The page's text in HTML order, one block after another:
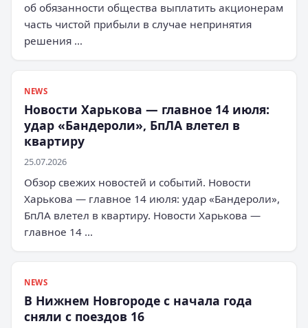
об обязанности общества выплатить акционерам
часть чистой прибыли в случае непринятия
решения …
NEWS
Новости Харькова — главное 14 июля:
удар «Бандероли», БпЛА влетел в
квартиру
25.07.2026
Обзор свежих новостей и событий. Новости
Харькова — главное 14 июля: удар «Бандероли»,
БпЛА влетел в квартиру. Новости Харькова —
главное 14 …
NEWS
В Нижнем Новгороде с начала года
сняли с поездов 16